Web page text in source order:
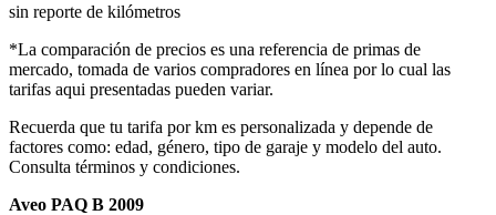
sin reporte de kilómetros
*La comparación de precios es una referencia de primas de
mercado, tomada de varios compradores en línea por lo cual las
tarifas aqui presentadas pueden variar.
Recuerda que tu tarifa por km es personalizada y depende de
factores como: edad, género, tipo de garaje y modelo del auto.
Consulta términos y condiciones.
Aveo PAQ B 2009